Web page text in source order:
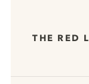
THE RED